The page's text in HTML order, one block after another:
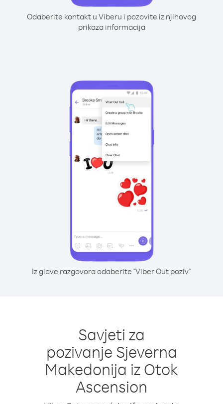
Odaberite kontakt u Viberu i pozovite iz njihovog
prikaza informacija
Iz glave razgovora odaberite "Viber Out poziv"
Savjeti za
pozivanje Sjeverna
Makedonija iz Otok
Ascension